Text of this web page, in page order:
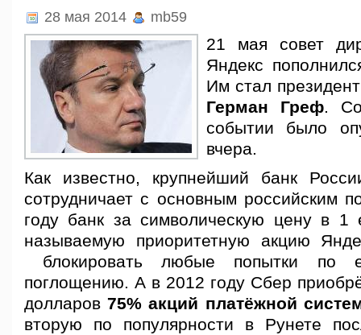
28 мая 2014 mb59
21 мая совет
Яндекс
Им стал
Герман Греф.
событии было
вчера.
Как известно, крупнейший банк
сотрудничает с основным российским
году банк за символическую цену в 1
называемую приоритетную акцию
блокировать любые попытки по
поглощению. А в 2012 году Сбер
долларов75% акций платёжной
вторую по популярности в Рунете